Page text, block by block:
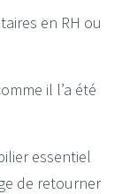
en RH ou
il l’a été
essentiel
de retourner